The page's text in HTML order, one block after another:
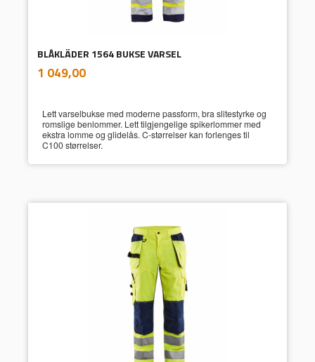
BLÅKLÄDER 1564 BUKSE VARSEL
Pris
1 049,00mva.
Lett varselbukse med moderne passform, bra slitestyrke og
romslige benlommer. Lett tilgjengelige spikerlommer med
ekstra lomme og glidelås. C-størrelser kan forlenges til
C100 størrelser.